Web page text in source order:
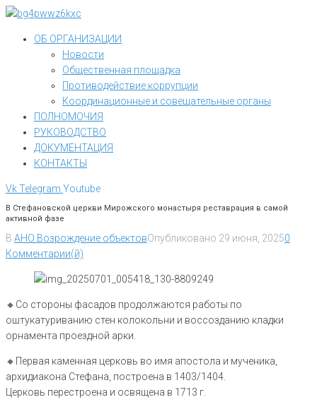
Перейти
контентуОБ ОРГАНИЗАЦИИ
Новости
Общественная площадка
Противодействие коррупции
Координационные и совещательные органы
ПОЛНОМОЧИЯ
РУКОВОДСТВО
ДОКУМЕНТАЦИЯ
КОНТАКТЫ
VkTelegram Youtube
В Стефановской церкви Мирожского монастыря реставрация в самой
активной фазе
В АНО Возрождение объектовОпубликовано 29 июня, 20250
Комментарии(й)
🔸Со стороны фасадов продолжаются работы по
оштукатуриванию стен колокольни и воссозданию кладки
орнамента проездной арки.
🔸️Первая каменная церковь во имя апостола и мученика,
архидиакона Стефана, построена в 1403/1404.
Церковь перестроена и освящена в 1713 г.